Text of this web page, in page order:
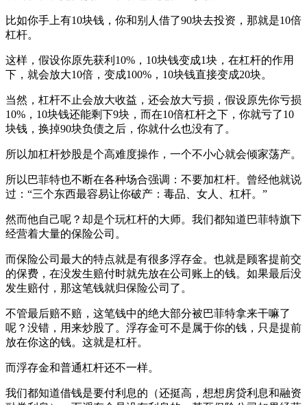
比如你手上有10块钱，你和别人借了90块去投资，那就是10倍
杠杆。
这样，假设你原先获利10%，10块钱变成1块，在杠杆的作用
下，就会放大10倍，变成100%，10块钱直接变成20块。
当然，杠杆不止会放大收益，还会放大亏损，假设原先你亏损
10%，10块钱还能剩下9块，而在10倍杠杆之下，你就亏了10
块钱，换掉90块负债之后，你就什么也没有了。
所以加杠杆炒股是个高难度操作，一个不小心就会倾家荡产。
所以巴菲特也不断在各种场合强调：不要加杠杆。曾经他就说
过：“三个东西最容易让你破产：毒品、女人、杠杆。”
然而他自己呢？却是个玩杠杆的大师。我们都知道巴菲特旗下
经营着大量的保险公司。
而保险公司最大的特点就是有很多浮存金。也就是顾客提前交
的保费，在没发生赔付时就先放在公司账上的钱。如果最后没
发生赔付，那这笔钱就归保险公司了。
不管最后赔不赔，这笔钱中的绝大部分被巴菲特拿来干嘛了
呢？没错，用来炒股了。浮存金可不是属于你的钱，只是提前
放在你这的钱。这就是杠杆。
而浮存金和普通杠杆还不一样。
我们都知道借钱是要付利息的（还挺高，想想房贷利息和融资